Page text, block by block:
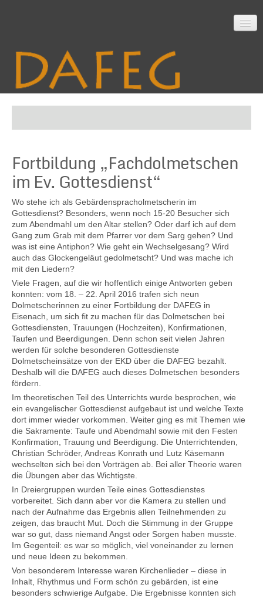
Mitarbeit
Material
Themen
Kontakt
Fortbildung „Fachdolmetschen
im Ev. Gottesdienst“
Wo stehe ich als Gebärdenspracholmetscherin im
Gottesdienst? Besonders, wenn noch 15-20 Besucher sich
zum Abendmahl um den Altar stellen? Oder darf ich auf dem
Gang zum Grab mit dem Pfarrer vor dem Sarg gehen? Und
was ist eine Antiphon? Wie geht ein Wechselgesang? Wird
auch das Glockengeläut gedolmetscht? Und was mache ich
mit den Liedern?
Viele Fragen, auf die wir hoffentlich einige Antworten geben
konnten: vom 18. – 22. April 2016 trafen sich neun
Dolmetscherinnen zu einer Fortbildung der DAFEG in
Eisenach, um sich fit zu machen für das Dolmetschen bei
Gottesdiensten, Trauungen (Hochzeiten), Konfirmationen,
Taufen und Beerdigungen. Denn schon seit vielen Jahren
werden für solche besonderen Gottesdienste
Dolmetscheinsätze von der EKD über die DAFEG bezahlt.
Deshalb will die DAFEG auch dieses Dolmetschen besonders
fördern.
Im theoretischen Teil des Unterrichts wurde besprochen, wie
ein evangelischer Gottesdienst aufgebaut ist und welche Texte
dort immer wieder vorkommen. Weiter ging es mit Themen wie
die Sakramente: Taufe und Abendmahl sowie mit den Festen
Konfirmation, Trauung und Beerdigung. Die Unterrichtenden,
Christian Schröder, Andreas Konrath und Lutz Käsemann
wechselten sich bei den Vorträgen ab. Bei aller Theorie waren
die Übungen aber das Wichtigste.
In Dreiergruppen wurden Teile eines Gottesdienstes
vorbereitet. Sich dann aber vor die Kamera zu stellen und
nach der Aufnahme das Ergebnis allen Teilnehmenden zu
zeigen, das braucht Mut. Doch die Stimmung in der Gruppe
war so gut, dass niemand Angst oder Sorgen haben musste.
Im Gegenteil: es war so möglich, viel voneinander zu lernen
und neue Ideen zu bekommen.
Von besonderem Interesse waren Kirchenlieder – diese in
Inhalt, Rhythmus und Form schön zu gebärden, ist eine
besonders schwierige Aufgabe. Die Ergebnisse konnten sich